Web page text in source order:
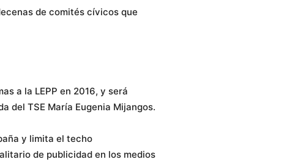
de comités cívicos que
a la LEPP en 2016, y será
del TSE María Eugenia Mijangos.
y limita el techo
de publicidad en los medios